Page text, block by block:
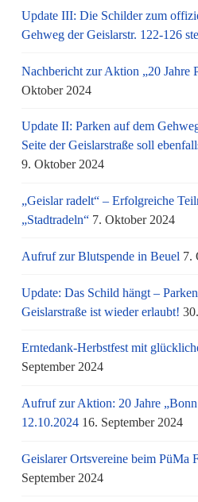
Update III: Die Schilder zum
Gehweg der Geislarstr. 122-126
Nachbericht zur Aktion „20 Jahre
Oktober 2024
Update II: Parken auf dem
Seite der Geislarstraße soll
9. Oktober 2024
„Geislar radelt“ – Erfolgreiche
„Stadtradeln“ 7. Oktober 2024
Aufruf zur Blutspende in Beuel 7.
Update: Das Schild hängt –
Geislarstraße ist wieder erlaubt!
Erntedank-Herbstfest mit
September 2024
Aufruf zur Aktion: 20 Jahre
12.10.2024 16. September 2024
Geislarer Ortsvereine beim PüMa
September 2024